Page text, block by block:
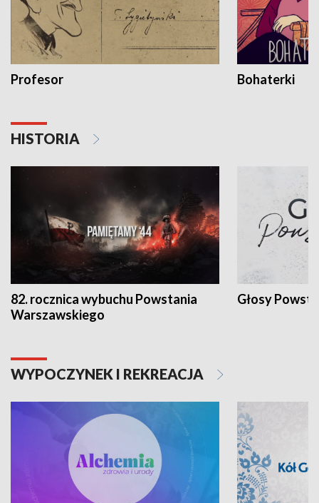
Profesor Bohaterki
HISTORIA
82. rocznica wybuchu Powstania
Warszawskiego
Głosy
WYPOCZYNEK I REKREACJA